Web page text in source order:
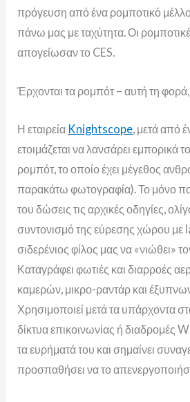
πρόγευση από ένα ρομποτικό
πάνω μας με ταχύτητα. Οι
απογείωσαν το CES.
Έρχονται τα ρομπότ – αυτή τη
Η εταιρεία Knightscope, μετά από
ετοιμάζεται να λανσάρει
ρομπότ, το οποίο έχει μέγεθος
παρακάτω φωτογραφία). Το μόνο που
του δώσεις τις αρχικές οδηγίες,
συντονισμό της εύρεσης χώρου με
σιδερένιος φίλος μας να «νιώθει»
Καταγράφει φωτιές και διαρροές
καμερών, μικρο-ραντάρ και
Χρησιμοποιεί μετά τα υπάρχοντα
δίκτυα επικοινωνίας ή διαδρομές
τα ευρήματά του και σημαίνει
προσπαθήσει να το